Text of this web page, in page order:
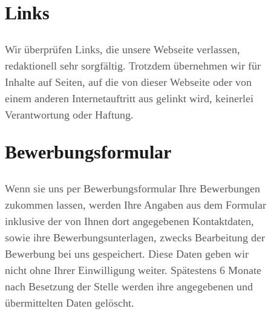
Links
Wir überprüfen Links, die unsere Webseite verlassen,
redaktionell sehr sorgfältig. Trotzdem übernehmen wir für
Inhalte auf Seiten, auf die von dieser Webseite oder von
einem anderen Internetauftritt aus gelinkt wird, keinerlei
Verantwortung oder Haftung.
Bewerbungsformular
Wenn sie uns per Bewerbungsformular Ihre Bewerbungen
zukommen lassen, werden Ihre Angaben aus dem Formular
inklusive der von Ihnen dort angegebenen Kontaktdaten,
sowie ihre Bewerbungsunterlagen, zwecks Bearbeitung der
Bewerbung bei uns gespeichert. Diese Daten geben wir
nicht ohne Ihrer Einwilligung weiter. Spätestens 6 Monate
nach Besetzung der Stelle werden ihre angegebenen und
übermittelten Daten gelöscht.